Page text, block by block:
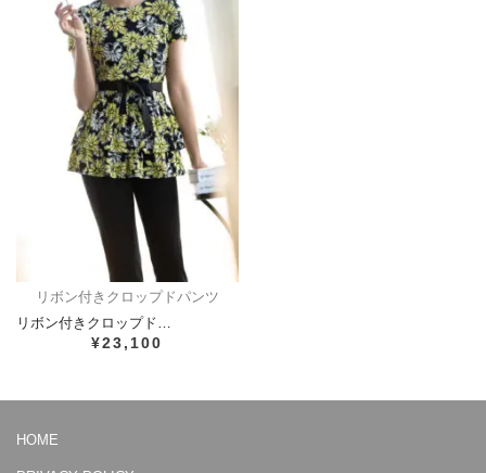
リボン付きクロップドパンツ
リボン付きクロップド…
¥23,100
HOME